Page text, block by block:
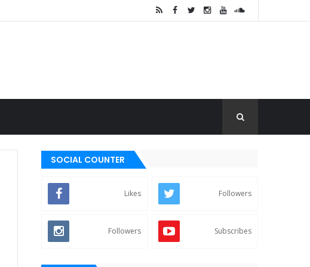
SOCIAL COUNTER
Likes Followers
Followers Subscribes